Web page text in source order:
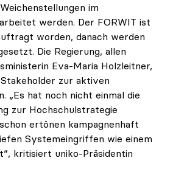
im
werden. Der FORWIT ist
worden, danach werden
Die Regierung, allen
Eva-Maria Holzleitner,
zur aktiven
„Es hat noch nicht einmal die
zur Hochschulstrategie
ertönen kampagnenhaft
Systemeingriffen wie einem
kritisiert uniko-Präsidentin